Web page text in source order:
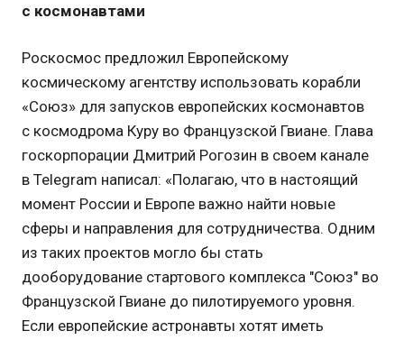
с космонавтами
Роскосмос предложил Европейскому
космическому агентству использовать корабли
«Союз» для запусков европейских космонавтов
с космодрома Куру во Французской Гвиане. Глава
госкорпорации Дмитрий Рогозин в своем канале
в Telegram написал: «Полагаю, что в настоящий
момент России и Европе важно найти новые
сферы и направления для сотрудничества. Одним
из таких проектов могло бы стать
дооборудование стартового комплекса "Союз" во
Французской Гвиане до пилотируемого уровня.
Если европейские астронавты хотят иметь